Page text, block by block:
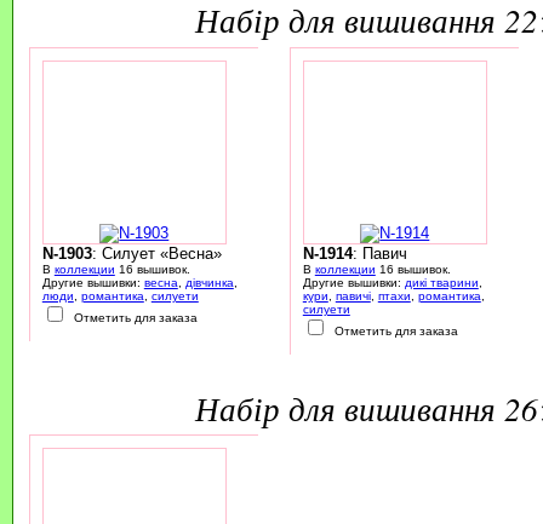
набір для вишивання
N-1903: Силует «Весна»
В коллекции 16 вышивок.
Другие вышивки: весна дівчинка
люди
романтика
силуети
Отметить для заказа
N-1914: Павич
В коллекции 16 вышивок.
Другие вышивки: дикі тварини
кури
павичі, птахи романтика
силуети
Отметить для заказа
набір для вишивання